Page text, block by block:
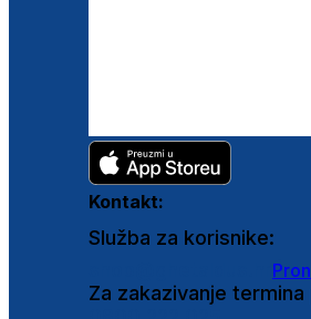
Kontakt:
Služba za korisnike:
Za zakazivanje